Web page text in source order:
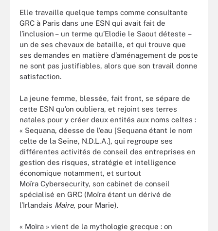
Elle travaille quelque temps comme consultante
GRC à Paris dans une ESN qui avait fait de
l’inclusion – un terme qu’Elodie le Saout déteste –
un de ses chevaux de bataille, et qui trouve que
ses demandes en matière d’aménagement de poste
ne sont pas justifiables, alors que son travail donne
satisfaction.
La jeune femme, blessée, fait front, se sépare de
cette ESN qu’on oubliera, et rejoint ses terres
natales pour y créer deux entités aux noms celtes :
« Sequana, déesse de l’eau [Sequana étant le nom
celte de la Seine, N.D.L.A.], qui regroupe ses
différentes activités de conseil des entreprises en
gestion des risques, stratégie et intelligence
économique notamment, et surtout
Moïra Cybersecurity, son cabinet de conseil
spécialisé en GRC (Moïra étant un dérivé de
l’Irlandais Maìre, pour Marie).
« Moïra » vient de la mythologie grecque : on